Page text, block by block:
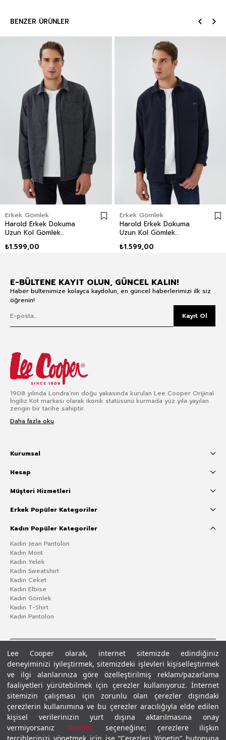
Lee Cooper olarak, internet sitemizde edindiğiniz
deneyiminizi iyileştirmek, sitemizdeki işlevleri kişiselleştirmek
ve ilgi alanlarınıza göre özelleştirilmiş reklam/pazarlama
faaliyetleri yürütebilmek için çerezler kullanıyoruz. İnternet
sitemizin çalışması için zorunlu olan çerezler dışındaki
çerezlerin kullanımına ve bu çerezler aracılığıyla elde edilen
kişisel verilerinizin yurt dışına aktarılmasına onay
vermiyorsanız “Reddet”seçeneğine; çerezlere ilişkin
BENZER ÜRÜNLER
Erkek Gömlek
Harold Erkek Dokuma
Uzun Kol Gömlek
₺1.599,00
Erkek Gömlek
Harold Erkek Dokuma
Uzun Kol Gömlek
₺1.599,00
E-BÜLTENE KAYIT OLUN, GÜNCEL KALIN!
Haber bültenimize kolayca kaydolun, en güncel haberlerimizi ilk siz
öğrenin!
Kayıt Ol
1908 yılında Londra’nın doğu yakasında kurulan Lee Cooper Orijinal
İngiliz Kot markası olarak ikonik statüsünü kurmada yüz yıla yayılan
zengin bir tarihe sahiptir.
Daha fazla oku
Kurumsal
Hesap
Müşteri Hizmetleri
Erkek Popüler Kategoriler
Kadın Popüler Kategoriler
Kadın Jean Pantolon
Kadın Mont
Kadın Yelek
Kadın Sweatshirt
Kadın Ceket
Kadın Elbise
Kadın Gömlek
Kadın T-Shirt
Kadın Pantolon
Gizlilik PolitikasıÇerez Politikası KVKK Aydınlatma MetniŞartlar ve Koşullar
© 2026 Leecooper - Tüm Hakları Saklıdır.